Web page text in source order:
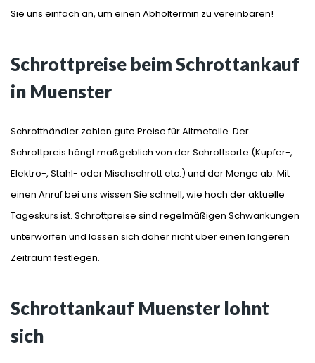
Sie uns einfach an, um einen Abholtermin zu vereinbaren!
Schrottpreise beim Schrottankauf
in Muenster
Schrotthändler zahlen gute Preise für Altmetalle. Der
Schrottpreis hängt maßgeblich von der Schrottsorte (Kupfer-,
Elektro-, Stahl- oder Mischschrott etc.) und der Menge ab. Mit
einen Anruf bei uns wissen Sie schnell, wie hoch der aktuelle
Tageskurs ist. Schrottpreise sind regelmäßigen Schwankungen
unterworfen und lassen sich daher nicht über einen längeren
Zeitraum festlegen.
Schrottankauf Muenster lohnt
sich